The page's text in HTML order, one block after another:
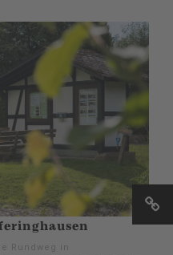
Rundweg in